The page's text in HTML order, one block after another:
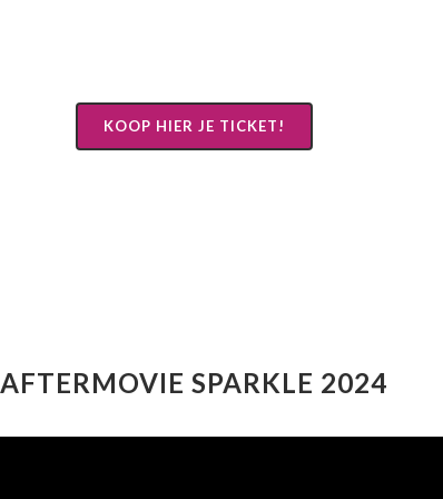
KOOP HIER JE TICKET!
AFTERMOVIE SPARKLE 2024